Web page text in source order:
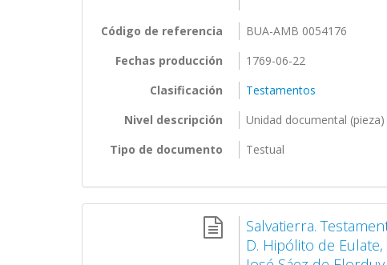
Código de referencia
BUA-AMB 0054176
Fechas producción
1769-06-22
Clasificación
Testamentos
Nivel descripción
Unidad documental (pieza)
Tipo de documento
Testual
Salvatierra.
D. Hipólito de